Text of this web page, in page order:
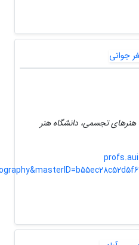
هنرهای تجسمی، دانشگاه هنر